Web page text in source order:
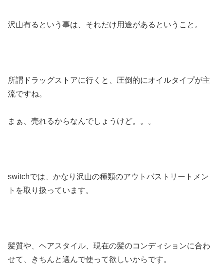
沢山有るという事は、それだけ用途があるということ。
所謂ドラッグストアに行くと、圧倒的にオイルタイプが主
流ですね。
まぁ、売れるからなんでしょうけど。。。
switchでは、かなり沢山の種類のアウトバストリートメン
トを取り扱っています。
髪質や、ヘアスタイル、現在の髪のコンディションに合わ
せて、きちんと選んで使って欲しいからです。